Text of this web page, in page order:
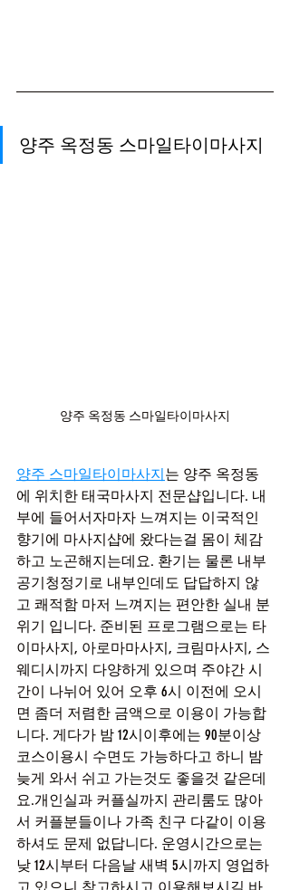
양주 옥정동 스마일타이마사지
양주 옥정동 스마일타이마사지
양주 스마일타이마사지는 양주 옥정동
에 위치한 태국마사지 전문샵입니다. 내
부에 들어서자마자 느껴지는 이국적인
향기에 마사지샵에 왔다는걸 몸이 체감
하고 노곤해지는데요. 환기는 물론 내부
공기청정기로 내부인데도 답답하지 않
고 쾌적함 마저 느껴지는 편안한 실내 분
위기 입니다. 준비된 프로그램으로는 타
이마사지, 아로마마사지, 크림마사지, 스
웨디시까지 다양하게 있으며 주야간 시
간이 나뉘어 있어 오후 6시 이전에 오시
면 좀더 저렴한 금액으로 이용이 가능합
니다. 게다가 밤 12시이후에는 90분이상
코스이용시 수면도 가능하다고 하니 밤
늦게 와서 쉬고 가는것도 좋을것 같은데
요.개인실과 커플실까지 관리룸도 많아
서 커플분들이나 가족 친구 다같이 이용
하셔도 문제 없답니다. 운영시간으로는
낮 12시부터 다음날 새벽 5시까지 영업하